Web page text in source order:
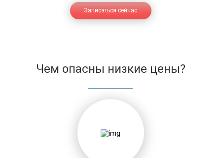
Записаться сейчас
Чем опасны низкие цены?